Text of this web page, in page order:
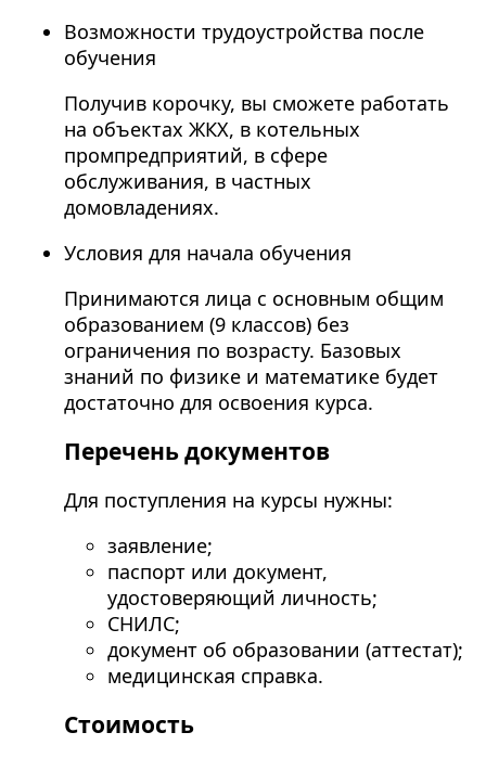
Возможности трудоустройства после
обучения
Получив корочку, вы сможете работать
на объектах ЖКХ, в котельных
промпредприятий, в сфере
обслуживания, в частных
домовладениях.
Условия для начала обучения
Принимаются лица с основным общим
образованием (9 классов) без
ограничения по возрасту. Базовых
знаний по физике и математике будет
достаточно для освоения курса.
Перечень документов
Для поступления на курсы нужны:
заявление;
паспорт или документ,
удостоверяющий личность;
СНИЛС;
документ об образовании (аттестат);
медицинская справка.
Стоимость